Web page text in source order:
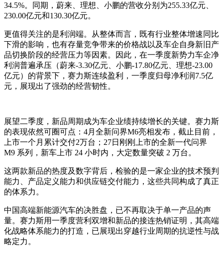
34.5%。同期，蔚来、理想、小鹏的营收分别为255.33亿元、
230.00亿元和130.30亿元。
更值得关注的是利润端。从整体而言，既有行业整体增速同比
下滑的影响，也有存量竞争带来的价格战以及车企自身新旧产
品切换阶段的经营压力等因素。因此，在一季度新势力车企净
利润普遍承压（蔚来-3.30亿元、小鹏-17.80亿元、理想-23.00
亿元）的背景下，赛力斯连续盈利，一季度归母净利润7.5亿
元，展现出了强劲的经营韧性。
展望二季度，新品周期成为车企业绩持续增长的关键。赛力斯
的表现依然可圈可点：4月全新问界M6亮相发布，截止目前，
上市一个月累计交付2万台；27日刚刚上市的全新一代问界
M9 系列，新车上市 24 小时内，大定数量突破 2 万台。
这两款新品的热度及数字背后，检验的是一家企业的技术预判
能力、产品定义能力和供应链交付能力，这些共同构成了真正
的体系力。
中国高端新能源汽车的决胜盘，已不再取决于单一产品的声
量。赛力斯用一季度营利双增和新品的接连热销证明，其高端
化战略体系能力的打造，已展现出穿越行业周期的抗逆性与战
略定力。